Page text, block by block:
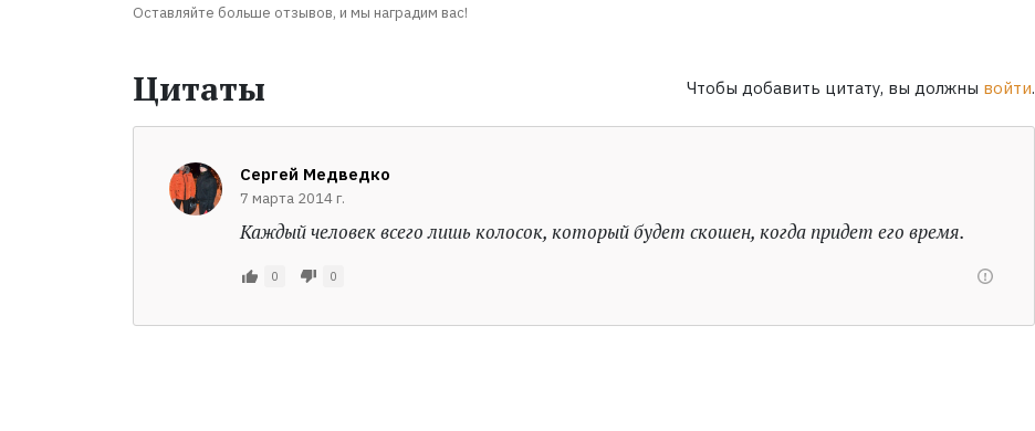
Оставляйте больше отзывов, и мы наградим вас!
Цитаты Чтобы добавить цитату, вы должны войти.
Сергей Медведко
7 марта 2014 г.
Каждый человек всего лишь колосок, который будет скошен, когда придет его время.
0 0